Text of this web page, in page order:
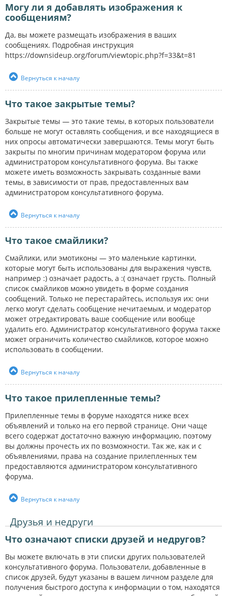
Могу ли я добавлять изображения к
сообщениям?
Да, вы можете размещать изображения в ваших
сообщениях. Подробная инструкция
https://downsideup.org/forum/viewtopic.php?f=33&t=81
Вернуться к началу
Что такое закрытые темы?
Закрытые темы — это такие темы, в которых пользователи
больше не могут оставлять сообщения, и все находящиеся в
них опросы автоматически завершаются. Темы могут быть
закрыты по многим причинам модератором форума или
администратором консультативного форума. Вы также
можете иметь возможность закрывать созданные вами
темы, в зависимости от прав, предоставленных вам
администратором консультативного форума.
Вернуться к началу
Что такое смайлики?
Смайлики, или эмотиконы — это маленькие картинки,
которые могут быть использованы для выражения чувств,
например :) означает радость, а :( означает грусть. Полный
список смайликов можно увидеть в форме создания
сообщений. Только не перестарайтесь, используя их: они
легко могут сделать сообщение нечитаемым, и модератор
может отредактировать ваше сообщение или вообще
удалить его. Администратор консультативного форума также
может ограничить количество смайликов, которое можно
использовать в сообщении.
Вернуться к началу
Что такое прилепленные темы?
Прилепленные темы в форуме находятся ниже всех
объявлений и только на его первой странице. Они чаще
всего содержат достаточно важную информацию, поэтому
вы должны прочесть их по возможности. Так же, как и с
объявлениями, права на создание прилепленных тем
предоставляются администратором консультативного
форума.
Вернуться к началу
Друзья и недруги
Что означают списки друзей и недругов?
Вы можете включать в эти списки других пользователей
консультативного форума. Пользователи, добавленные в
список друзей, будут указаны в вашем личном разделе для
получения быстрого доступа к информации о том, находятся